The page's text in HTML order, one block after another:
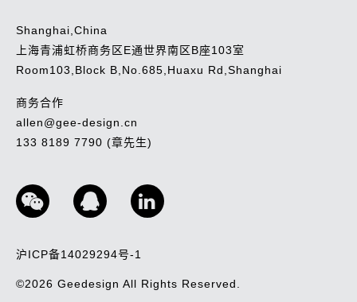
Shanghai,China
上海青浦虹桥商务区E通世界南区B座103室
Room103,Block B,No.685,Huaxu Rd,Shanghai
商务合作
allen@gee-design.cn
133 8189 7790 (章先生)
沪ICP备14029294号-1
©2026 Geedesign All Rights Reserved.